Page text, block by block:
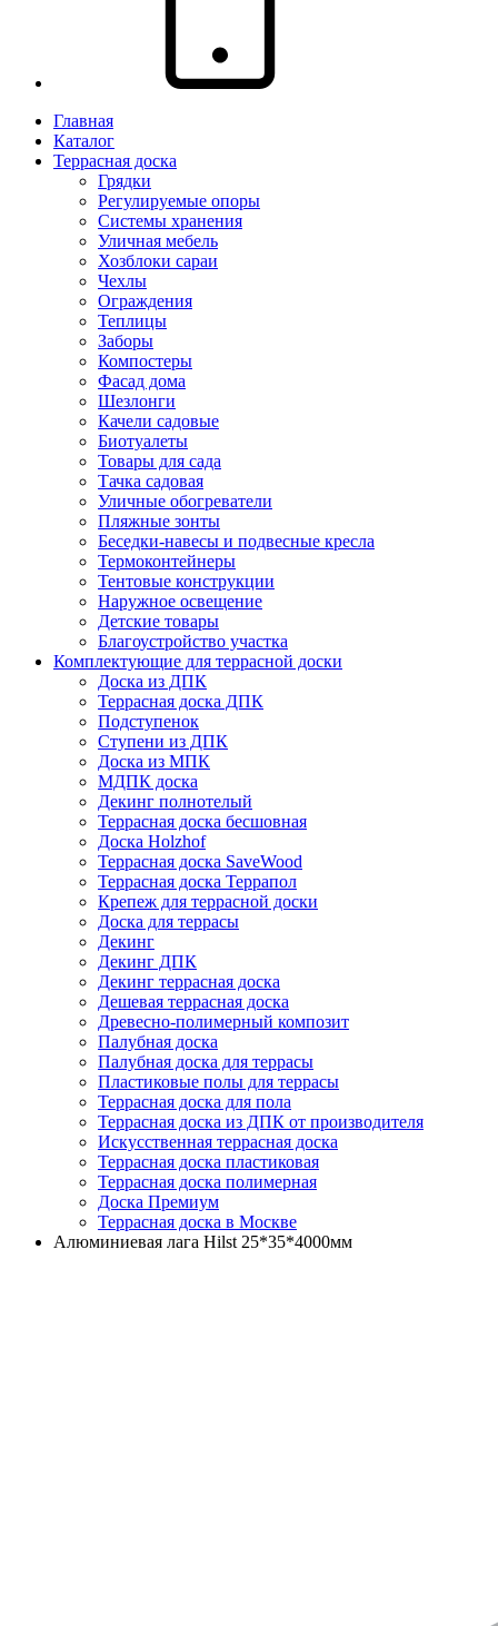
Главная
Каталог
Террасная доска
Грядки
Регулируемые опоры
Системы хранения
Уличная мебель
Хозблоки сараи
Чехлы
Ограждения
Теплицы
Заборы
Компостеры
Фасад дома
Шезлонги
Качели садовые
Биотуалеты
Товары для сада
Тачка садовая
Уличные обогреватели
Пляжные зонты
Беседки-навесы и подвесные кресла
Термоконтейнеры
Тентовые конструкции
Наружное освещение
Детские товары
Благоустройство участка
Комплектующие для террасной доски
Доска из ДПК
Террасная доска ДПК
Подступенок
Ступени из ДПК
Доска из МПК
МДПК доска
Декинг полнотелый
Террасная доска бесшовная
Доска Holzhof
Террасная доска SaveWood
Террасная доска Террапол
Крепеж для террасной доски
Доска для террасы
Декинг
Декинг ДПК
Декинг террасная доска
Дешевая террасная доска
Древесно-полимерный композит
Палубная доска
Палубная доска для террасы
Пластиковые полы для террасы
Террасная доска для пола
Террасная доска из ДПК от производителя
Искусственная террасная доска
Террасная доска пластиковая
Террасная доска полимерная
Доска Премиум
Террасная доска в Москве
Алюминиевая лага Hilst 25*35*4000мм